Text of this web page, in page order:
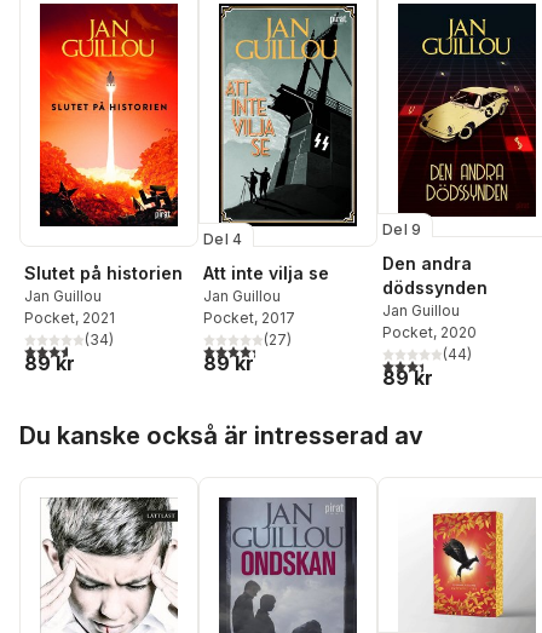
Slutet på historien
Jan Guillou
Pocket, 2021
3,6utav 5 stjärnor. Totalt antal röster:
(34)
89 kr
Del 4
Att inte vilja se
Jan Guillou
Pocket, 2017
4,3utav 5 stjärnor. Totalt antal röster:
(27)
89 kr
Del 9
Den andra
dödssynden
Jan Guillou
Pocket, 2020
3,4utav 5 stjärnor.
(44)
89 kr
Du kanske också är intresserad av